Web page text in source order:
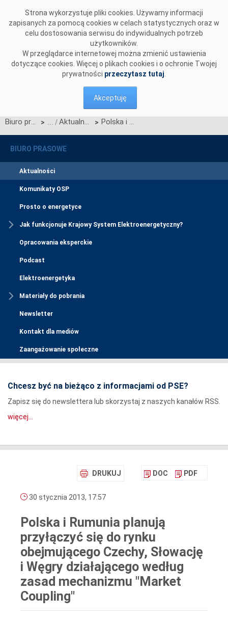
Strona wykorzystuje pliki cookies. Używamy informacji
zapisanych za pomocą cookies w celach statystycznych oraz w
celu dostosowania serwisu do indywidualnych potrzeb
użytkowników.
W przeglądarce internetowej można zmienić ustawienia
dotyczące cookies. Więcej o plikach cookies i o ochronie Twojej
prywatności przeczytasz tutaj
Akceptuję
Biuro prasowe > Aktualności > Polska i Rumunia planują przyłączyć się do rynku obejmującego Czechy, Słowację i Węgry działającego według zasad mechanizmu "Market Coupling"
BIURO PRASOWE
Aktualności
Komunikaty OSP
Prosto o energetyce
Jak funkcjonuje Krajowy System Elektroenergetyczny?
Opracowania eksperckie
Podcast
Elektroenergetyka
Materiały do pobrania
Newsletter
Kontakt dla mediów
Zaangażowanie społeczne
Chcesz być na bieżąco z informacjami od PSE?
Zapisz się do newslettera lub skorzystaj z naszych kanałów RSS.
więcej...
DRUKUJ DOC PDF
30 stycznia 2013, 17:57
Polska i Rumunia planują
przyłączyć się do rynku
obejmującego Czechy, Słowację
i Węgry działającego według
zasad mechanizmu "Market
Coupling"